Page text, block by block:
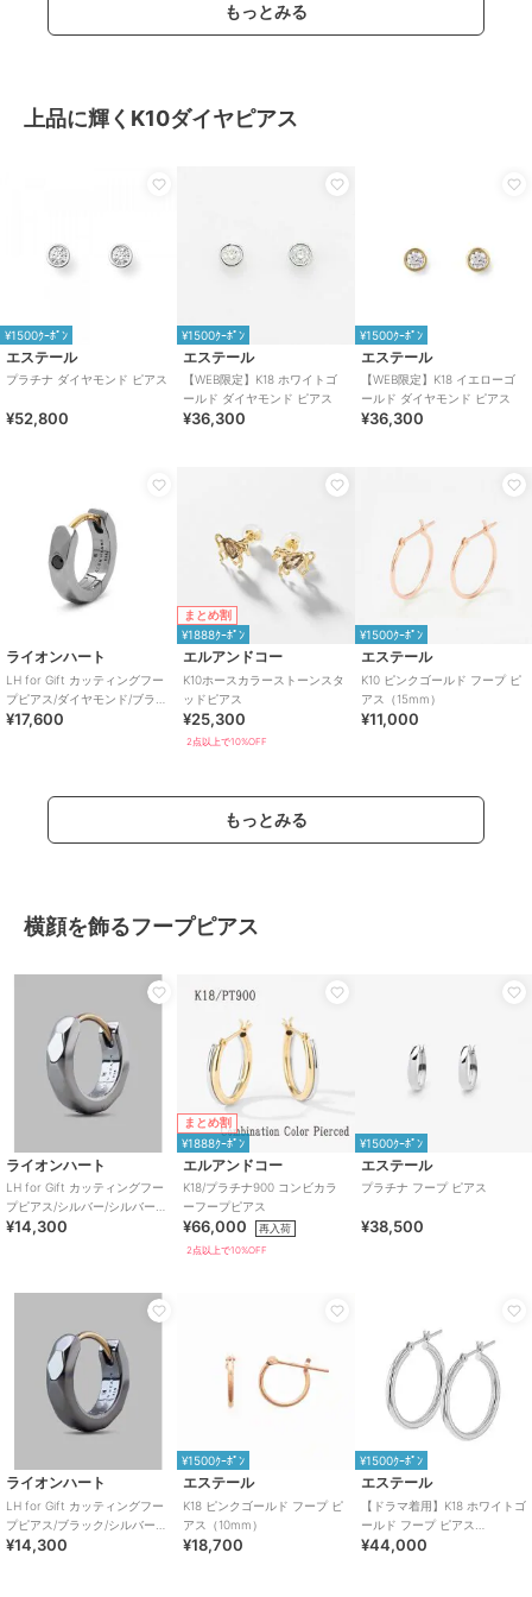
もっとみる
上品に輝くK10ダイヤピアス
¥1500ｸｰﾎﾟﾝ
エステール
プラチナ ダイヤモンド ピアス
¥52,800
¥1500ｸｰﾎﾟﾝ
エステール
【WEB限定】K18 ホワイトゴ
ールド ダイヤモンド ピアス
¥36,300
¥1500ｸｰﾎﾟﾝ
エステール
【WEB限定】K18 イエローゴ
ールド ダイヤモンド ピアス
¥36,300
ライオンハート
LH for Gift カッティングフー
プピアス/ダイヤモンド/ブラッ
ク/シルバー925
¥17,600
まとめ割
¥1888ｸｰﾎﾟﾝ
エルアンドコー
K10ホースカラーストーンスタ
ッドピアス
¥25,300
2点以上で10%OFF
¥1500ｸｰﾎﾟﾝ
エステール
K10 ピンクゴールド フープ ピ
アス（15mm）
¥11,000
もっとみる
横顔を飾るフープピアス
ライオンハート
LH for Gift カッティングフー
プピアス/シルバー/シルバー
925
¥14,300
まとめ割
¥1888ｸｰﾎﾟﾝ
エルアンドコー
K18/プラチナ900 コンビカラ
ーフープピアス
¥66,000 再入荷
2点以上で10%OFF
¥1500ｸｰﾎﾟﾝ
エステール
プラチナ フープ ピアス
¥38,500
ライオンハート
LH for Gift カッティングフー
プピアス/ブラック/シルバー
925
¥14,300
¥1500ｸｰﾎﾟﾝ
エステール
K18 ピンクゴールド フープ ピ
アス（10mm）
¥18,700
¥1500ｸｰﾎﾟﾝ
エステール
【ドラマ着用】K18 ホワイトゴ
ールド フープ ピアス
（20mm）
¥44,000